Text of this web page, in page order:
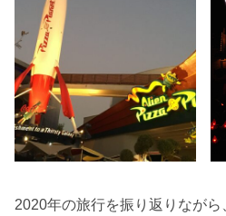
2020年の旅行を振り返りなが